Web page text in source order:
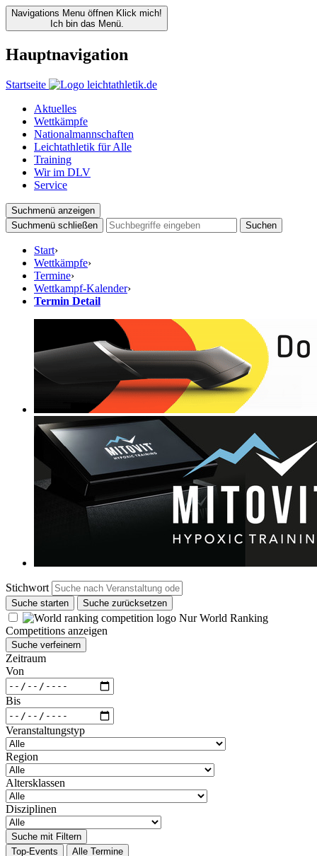
Navigations Menu öffnen Klick mich!
Ich bin das Menü.
Hauptnavigation
Startseite
Aktuelles
Wettkämpfe
Nationalmannschaften
Leichtathletik für Alle
Training
Wir im DLV
Service
Suchmenü anzeigen
Suchmenü schließen
Suchen
Start›
Wettkämpfe›
Termine›
Wettkampf-Kalender›
Termin Detail
Stichwort
Suche starten Suche zurücksetzen
Nur World Ranking
Competitions anzeigen
Suche verfeinern
Zeitraum
Von
Bis
Veranstaltungstyp
Region
Altersklassen
Disziplinen
Suche mit Filtern
Top-Events
Alle Termine